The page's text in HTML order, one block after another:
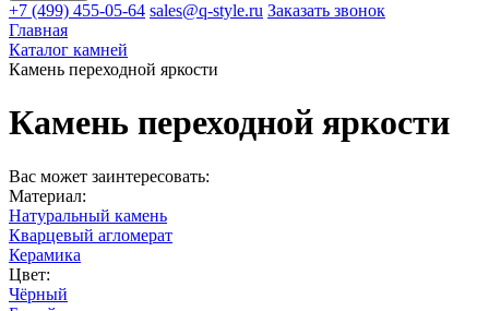
+7 (499) 455-05-64 sales@q-style.ru Заказать звонок
Главная
Каталог камней
Камень переходной яркости
Камень переходной яркости
Вас может заинтересовать:
Материал:
Натуральный камень
Кварцевый агломерат
Керамика
Цвет:
Чёрный